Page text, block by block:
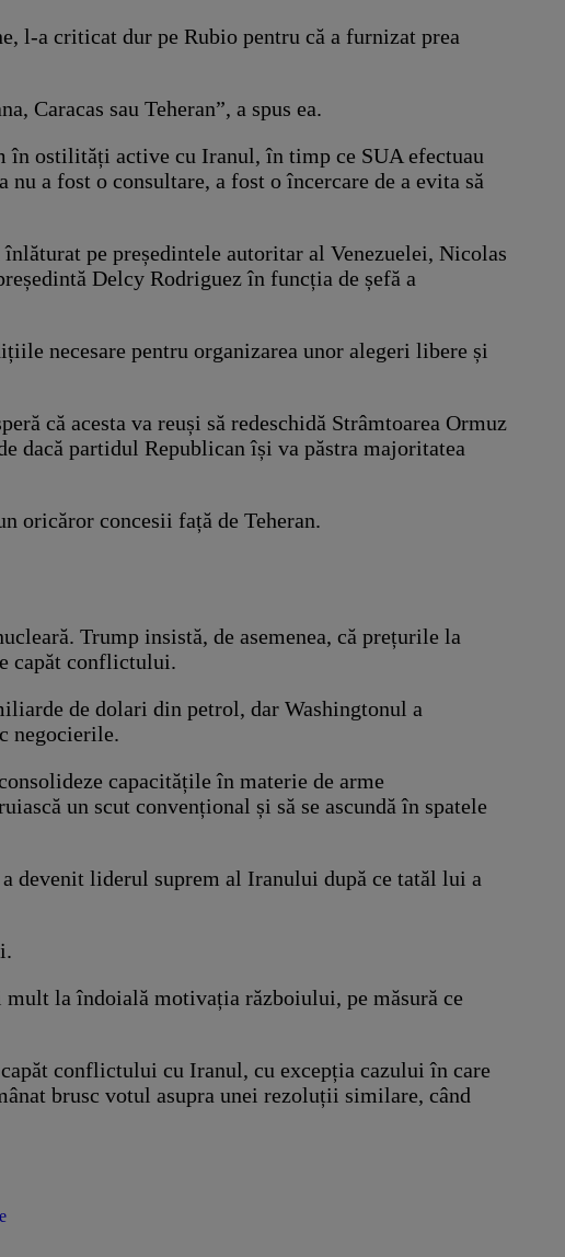
l-a criticat dur pe Rubio pentru că a furnizat prea
Caracas sau Teheran”, a spus ea.
în ostilități active cu Iranul, în timp ce SUA efectuau
a fost o consultare, a fost o încercare de a evita să
pe președintele autoritar al Venezuelei, Nicolas
Delcy Rodriguez în funcția de șefă a
necesare pentru organizarea unor alegeri libere și
că acesta va reuși să redeschidă Strâmtoarea Ormuz
dacă partidul Republican își va păstra majoritatea
oricăror concesii față de Teheran.
Trump insistă, de asemenea, că prețurile la
capăt conflictului.
de dolari din petrol, dar Washingtonul a
negocierile.
capacitățile în materie de arme
un scut convențional și să se ascundă în spatele
devenit liderul suprem al Iranului după ce tatăl lui a
la îndoială motivația războiului, pe măsură ce
conflictului cu Iranul, cu excepția cazului în care
brusc votul asupra unei rezoluții similare, când